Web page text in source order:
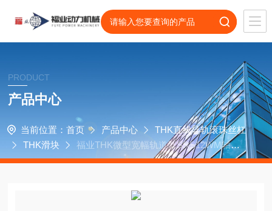
PRODUCT
产品中心
当前位置： 首页 产品中心
THK直线导轨滚珠丝杠
THK滑块
福业THK微型宽幅轨道型SRS12WM轴承S
RS12WGM导轨